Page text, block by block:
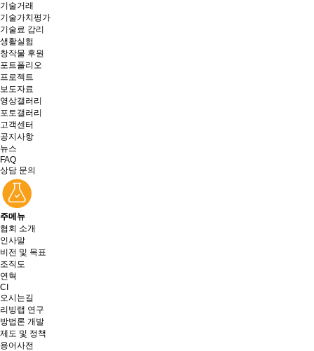
기술거래
기술가치평가
기술료 감리
생활실험
창작물 후원
포트폴리오
프로젝트
보도자료
영상갤러리
포토갤러리
고객센터
공지사항
뉴스
FAQ
상담 문의
주메뉴
협회 소개
인사말
비전 및 목표
조직도
연혁
CI
오시는길
리빙랩 연구
방법론 개발
제도 및 정책
용어사전